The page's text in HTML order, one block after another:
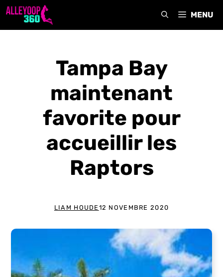
Aller
MENU
Tampa Bay
maintenant
favorite pour
accueillir les
Raptors
LIAM HOUDE 12 NOVEMBRE 2020